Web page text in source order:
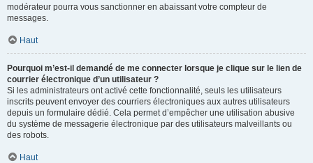
modérateur pourra vous sanctionner en abaissant votre compteur de
messages.
Haut
Pourquoi m’est-il demandé de me connecter lorsque je clique sur le lien de
courrier électronique d’un utilisateur ?
Si les administrateurs ont activé cette fonctionnalité, seuls les utilisateurs
inscrits peuvent envoyer des courriers électroniques aux autres utilisateurs
depuis un formulaire dédié. Cela permet d’empêcher une utilisation abusive
du système de messagerie électronique par des utilisateurs malveillants ou
des robots.
Haut